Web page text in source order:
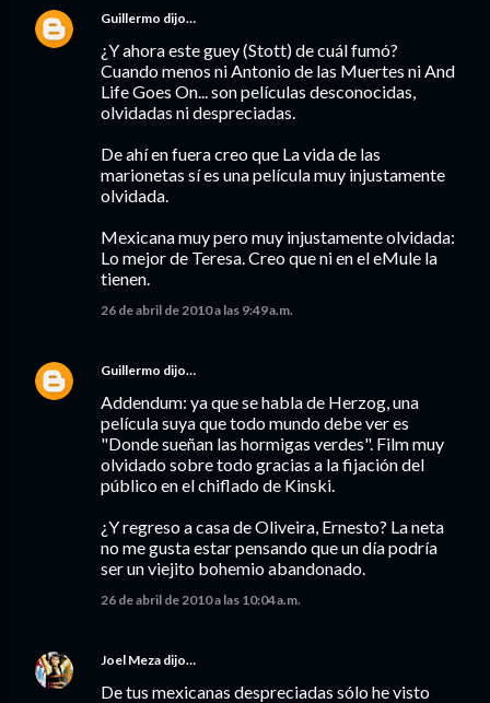
Guillermo dijo…
¿Y ahora este guey (Stott) de cuál fumó?
Cuando menos ni Antonio de las Muertes ni And
Life Goes On... son películas desconocidas,
olvidadas ni despreciadas.
De ahí en fuera creo que La vida de las
marionetas sí es una película muy injustamente
olvidada.
Mexicana muy pero muy injustamente olvidada:
Lo mejor de Teresa. Creo que ni en el eMule la
tienen.
26 de abril de 2010 a las 9:49 a.m.
Guillermo dijo…
Addendum: ya que se habla de Herzog, una
película suya que todo mundo debe ver es
"Donde sueñan las hormigas verdes". Film muy
olvidado sobre todo gracias a la fijación del
público en el chiflado de Kinski.
¿Y regreso a casa de Oliveira, Ernesto? La neta
no me gusta estar pensando que un día podría
ser un viejito bohemio abandonado.
26 de abril de 2010 a las 10:04 a.m.
Joel Meza dijo…
De tus mexicanas despreciadas sólo he visto